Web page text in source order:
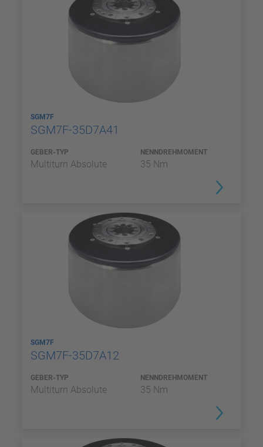
SGM7F
SGM7F-35D7A41
GEBER-TYP
Multiturn Absolute
NENNDREHMOMENT
35 Nm
SGM7F
SGM7F-35D7A12
GEBER-TYP
Multiturn Absolute
NENNDREHMOMENT
35 Nm